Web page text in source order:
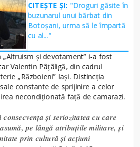
CITEȘTE ȘI: "Droguri găsite în
buzunarul unui bărbat din
Botoșani, urma să le împartă
cu al..."
„Altruism și devotament” i-a fost
Valentin Pâțâligă, din cadrul
„Războieni” Iași. Distincția
constante de sprijinire a celor
necondiționată față de camarazi.
consecvența și seriozitatea cu care
pe lângă atribuțiile militare, și
prin cultură și acțiuni